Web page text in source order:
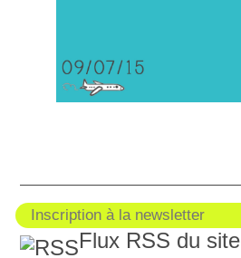
Flux RSS du site